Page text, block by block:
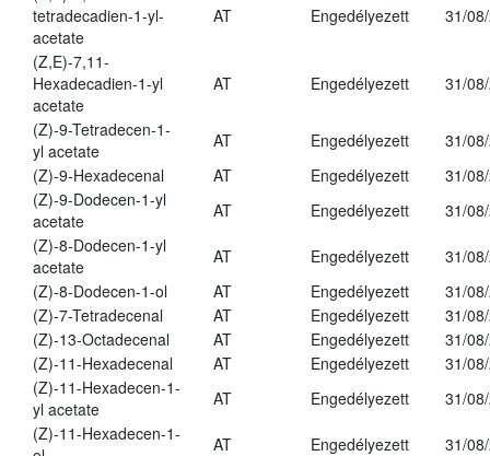
tetradecadien-1-yl-
acetate
AT Engedélyezett 31/
(Z,E)-7,11-
Hexadecadien-1-yl
acetate
AT Engedélyezett 31/
(Z)-9-Tetradecen-1-
yl acetate
AT Engedélyezett
31/
(Z)-9-Hexadecenal
AT Engedélyezett
31/
(Z)-9-Dodecen-1-yl
acetate
AT Engedélyezett
31/
(Z)-8-Dodecen-1-yl
acetate
AT Engedélyezett
31/
(Z)-8-Dodecen-1-ol
AT Engedélyezett
31/
(Z)-7-Tetradecenal
AT Engedélyezett
31/
(Z)-13-Octadecenal
AT Engedélyezett
31/
(Z)-11-Hexadecenal
AT Engedélyezett
31/
(Z)-11-Hexadecen-1-
yl acetate
AT Engedélyezett
31/
(Z)-11-Hexadecen-1-
AT Engedélyezett
31/